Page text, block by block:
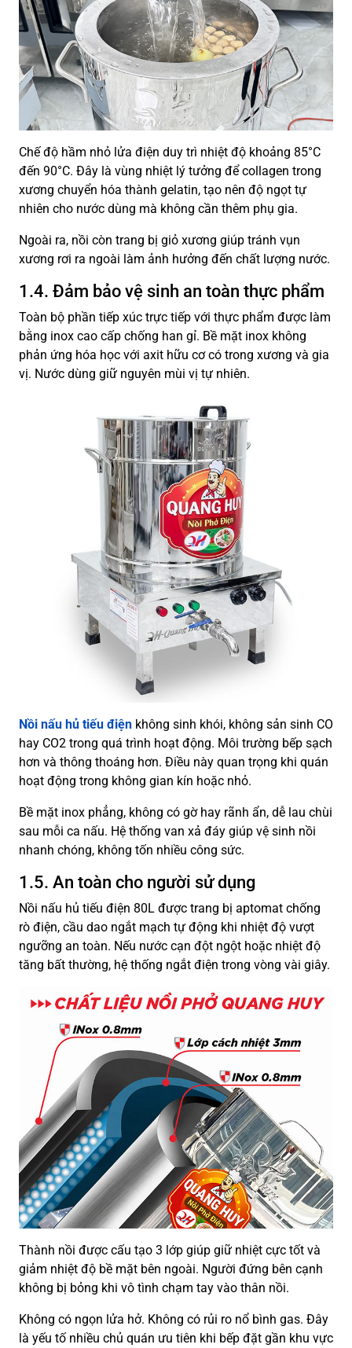
Chế độ hầm nhỏ lửa điện duy trì nhiệt độ khoảng 85°C
đến 90°C. Đây là vùng nhiệt lý tưởng để collagen trong
xương chuyển hóa thành gelatin, tạo nên độ ngọt tự
nhiên cho nước dùng mà không cần thêm phụ gia.
Ngoài ra, nồi còn trang bị giỏ xương giúp tránh vụn
xương rơi ra ngoài làm ảnh hưởng đến chất lượng nước.
1.4. Đảm bảo vệ sinh an toàn thực phẩm
Toàn bộ phần tiếp xúc trực tiếp với thực phẩm được làm
bằng inox cao cấp chống han gỉ. Bề mặt inox không
phản ứng hóa học với axit hữu cơ có trong xương và gia
vị. Nước dùng giữ nguyên mùi vị tự nhiên.
Nồi nấu hủ tiếu điện không sinh khói, không sản sinh CO
hay CO2 trong quá trình hoạt động. Môi trường bếp sạch
hơn và thông thoáng hơn. Điều này quan trọng khi quán
hoạt động trong không gian kín hoặc nhỏ.
Bề mặt inox phẳng, không có gờ hay rãnh ẩn, dễ lau chùi
sau mỗi ca nấu. Hệ thống van xả đáy giúp vệ sinh nồi
nhanh chóng, không tốn nhiều công sức.
1.5. An toàn cho người sử dụng
Nồi nấu hủ tiếu điện 80L được trang bị aptomat chống
rò điện, cầu dao ngắt mạch tự động khi nhiệt độ vượt
ngưỡng an toàn. Nếu nước cạn đột ngột hoặc nhiệt độ
tăng bất thường, hệ thống ngắt điện trong vòng vài giây.
Thành nồi được cấu tạo 3 lớp giúp giữ nhiệt cực tốt và
giảm nhiệt độ bề mặt bên ngoài. Người đứng bên cạnh
không bị bỏng khi vô tình chạm tay vào thân nồi.
Không có ngọn lửa hở. Không có rủi ro nổ bình gas. Đây
là yếu tố nhiều chủ quán ưu tiên khi bếp đặt gần khu vực